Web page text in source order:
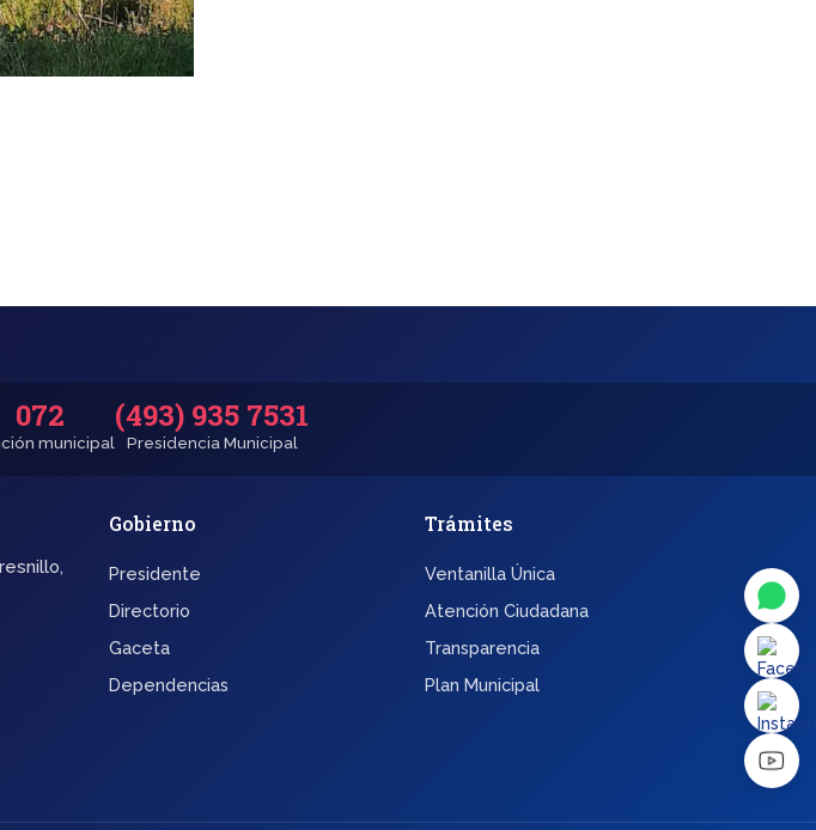
072
municipal
(493) 935 7531
Presidencia Municipal
Gobierno
Presidente
Directorio
Gaceta
Dependencias
Trámites
Ventanilla Única
Atención Ciudadana
Transparencia
Plan Municipal